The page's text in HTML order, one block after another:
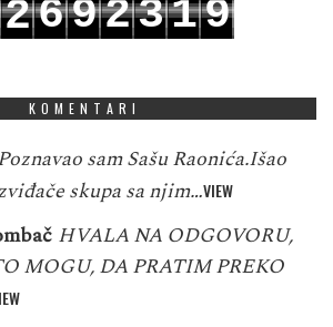
2692319
KOMENTARI
sam Sašu Raonića.Išao
skupa sa njim…VIEW
HVALA NA ODGOVORU,
MOGU, DA PRATIM PREKO